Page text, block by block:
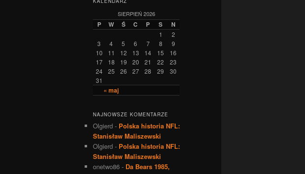
SIERPIEŃ 2026
P W Ś C P S N
« maj
1
2
3
4 5 6 7 8
9
10
11 12 13 14 15
16
17
18 19 20 21 22
23
24
25 26 27 28 29
30
31
NAJNOWSZE KOMENTARZE
Olgierd - Polska historia NFL:
Stanisław Maliszewski
Olgierd - Polska historia NFL:
Stanisław Maliszewski
onetwo86 - Da Bears 1985,